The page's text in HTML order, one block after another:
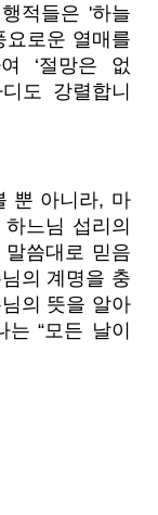
적들은 '하늘
요로운 열매를
‘절망은 없
도 강렬합니
뿐 아니라, 마
느님 섭리의
씀대로 믿음
의 계명을 충
의 뜻을 알아
는 “모든 날이